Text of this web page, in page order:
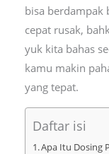
bisa berdampak
cepat rusak,
yuk kita bahas
kamu makin
yang tepat.
Daftar isi
Apa Itu Dosing